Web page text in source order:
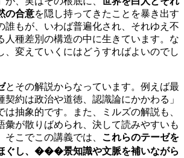
の合意を隠し持ってきたことを暴き出す
誰もが、いわば普遍化され、それゆえ不
人種差別の構造の中に生きています。な
、変えていくにはどうすればよいのでし
とその解説からなっています。例えば最
契約は政治や道徳、認識論にかかわる」
は抽象的です。また、ミルズの解説も、
彙が散りばめられ、決して読みやすいも
こでこの講義では、 これらのテーゼを
ぐし、���景知識や文脈を補いながら